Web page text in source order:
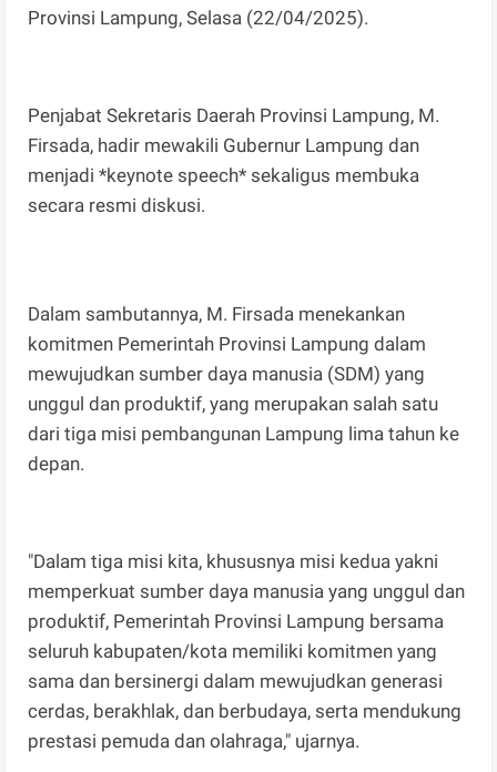
Provinsi Lampung, Selasa (22/04/2025).
Penjabat Sekretaris Daerah Provinsi Lampung, M.
Firsada, hadir mewakili Gubernur Lampung dan
menjadi *keynote speech* sekaligus membuka
secara resmi diskusi.
Dalam sambutannya, M. Firsada menekankan
komitmen Pemerintah Provinsi Lampung dalam
mewujudkan sumber daya manusia (SDM) yang
unggul dan produktif, yang merupakan salah satu
dari tiga misi pembangunan Lampung lima tahun ke
depan.
"Dalam tiga misi kita, khususnya misi kedua yakni
memperkuat sumber daya manusia yang unggul dan
produktif, Pemerintah Provinsi Lampung bersama
seluruh kabupaten/kota memiliki komitmen yang
sama dan bersinergi dalam mewujudkan generasi
cerdas, berakhlak, dan berbudaya, serta mendukung
prestasi pemuda dan olahraga," ujarnya.